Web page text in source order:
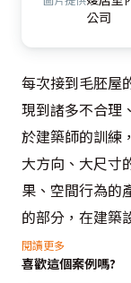
公司
每次接到毛胚屋
現到諸多不合理
於建築師的訓練
大方向、大尺寸
果、空間行為的
的部分，在建築
反之亦然！室內
閱讀更多
喜歡這個案例嗎?